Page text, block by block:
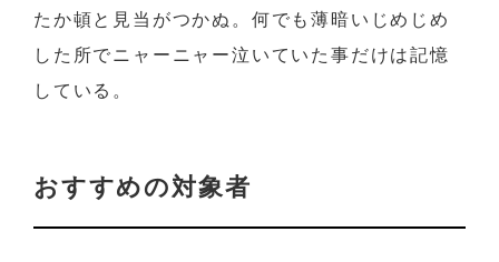
たか頓と見当がつかぬ。何でも薄暗いじめじめ
した所でニャーニャー泣いていた事だけは記憶
している。
おすすめの対象者